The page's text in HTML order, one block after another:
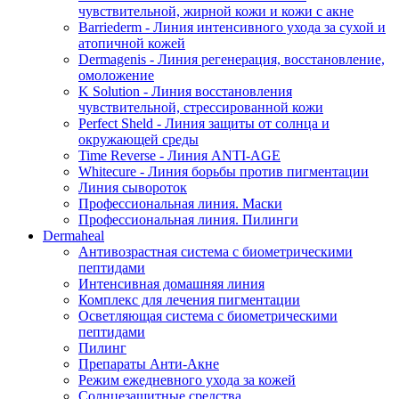
чувствительной, жирной кожи и кожи с акне
Barriederm - Линия интенсивного ухода за сухой и
атопичной кожей
Dermagenis - Линия регенерация, восстановление,
омоложение
K Solution - Линия восстановления
чувствительной, стрессированной кожи
Perfect Sheld - Линия защиты от солнца и
окружающей среды
Time Reverse - Линия ANTI-AGE
Whitecure - Линия борьбы против пигментации
Линия сывороток
Профессиональная линия. Маски
Профессиональная линия. Пилинги
Dermaheal
Антивозрастная система с биометрическими
пептидами
Интенсивная домашняя линия
Комплекс для лечения пигментации
Осветляющая система с биометрическими
пептидами
Пилинг
Препараты Анти-Акне
Режим ежедневного ухода за кожей
Солнцезащитные средства